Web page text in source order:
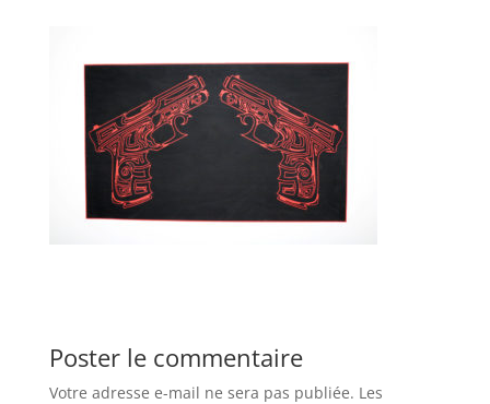
Poster le commentaire
Votre adresse e-mail ne sera pas publiée. Les